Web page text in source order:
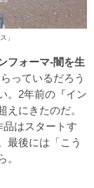
」
フォーマ-闇を生
っているだろう
。2年前の『イン
にきたのだ。
はスタートす
最後には「こう
。